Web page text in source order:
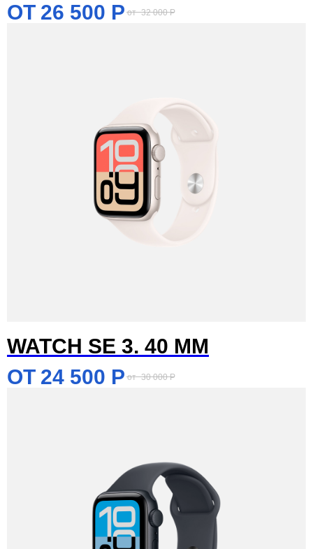
26 500 Р 32 000 Р
WATCH SE 3. 40 MM
24 500 Р 30 000 Р